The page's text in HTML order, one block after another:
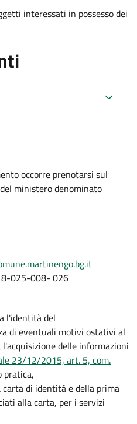
interessati in possesso dei
occorre prenotarsi sul
ministero denominato
025-008- 026
l'identità del
di eventuali motivi ostativi al
delle informazioni
23/12/2015, art. 5, com.
pratica,
di identità e della prima
alla carta, per i servizi